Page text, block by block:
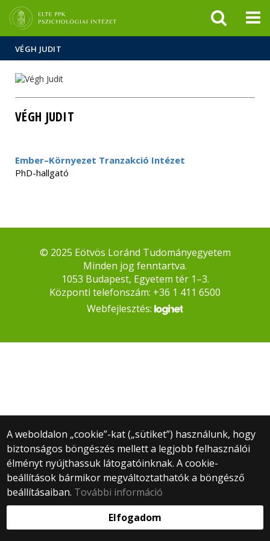
sajtóban
VÉGH JUDIT
VÉGH JUDIT
Ember–Környezet Tranzakció Intézet
PhD-hallgató
A weboldalon „cookie”-kat („sütiket”) használunk, hogy
biztonságos böngészés mellett a legjobb felhasználói
élményt nyújthassuk látogatóinknak. A cookie-
beállítások bármikor megváltoztathatók a böngésző
beállításaiban. További információ
Elfogadom
© 2025 Eötvös Loránd Tudományegyetem
Minden jog fenntartva.
1053 Budapest, Egyetem tér 1–3.
Központi telefonszám: +36 1 411 6500
Webfejlesztés: